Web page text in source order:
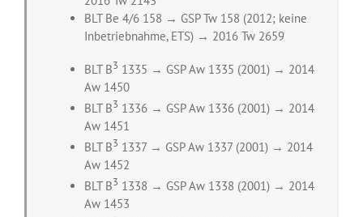
BLT Be 4/6 158 → GSP Tw 158 (2012; keine
Inbetriebnahme, ETS) → 2016 Tw 2659
BLT B3 1335 → GSP Aw 1335 (2001) → 2014
Aw 1450
BLT B3 1336 → GSP Aw 1336 (2001) → 2014
Aw 1451
BLT B3 1337 → GSP Aw 1337 (2001) → 2014
Aw 1452
BLT B3 1338 → GSP Aw 1338 (2001) → 2014
Aw 1453